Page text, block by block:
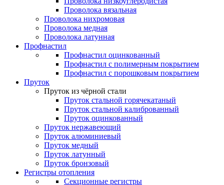
Проволока вязальная
Проволока нихромовая
Проволока медная
Проволока латунная
Профнастил
Профнастил оцинкованный
Профнастил с полимерным покрытием
Профнастил с порошковым покрытием
Пруток
Пруток из чёрной стали
Пруток стальной горячекатаный
Пруток стальной калиброванный
Пруток оцинкованный
Пруток нержавеющий
Пруток алюминиевый
Пруток медный
Пруток латунный
Пруток бронзовый
Регистры отопления
Секционные регистры